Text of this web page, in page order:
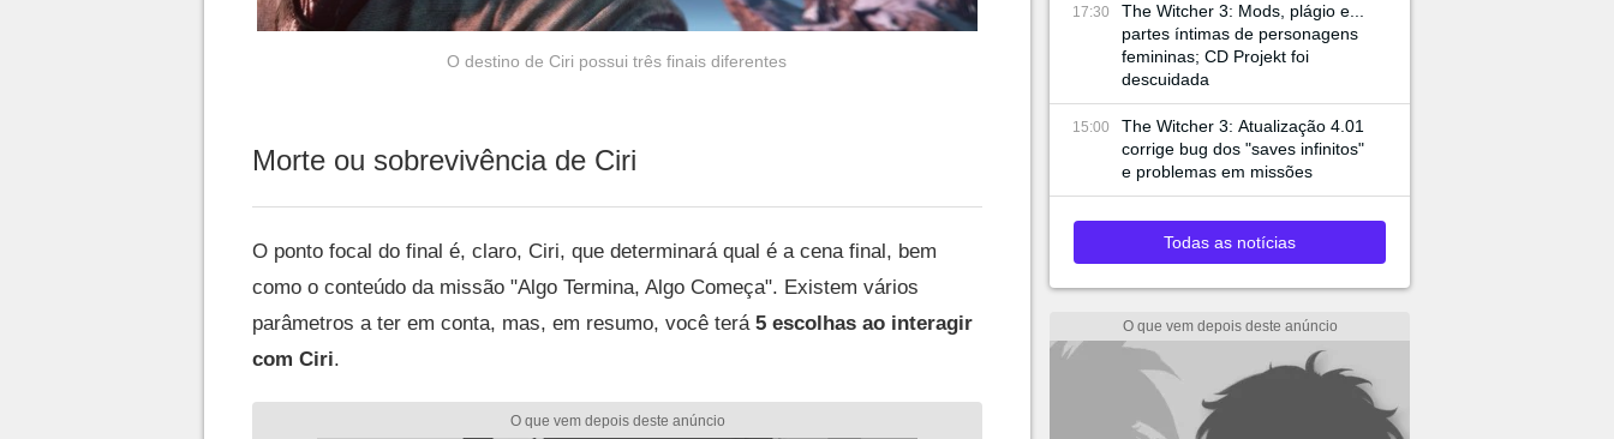
O destino de Ciri possui três finais diferentes
Morte ou sobrevivência de Ciri
O ponto focal do final é, claro, Ciri, que determinará qual é a cena final, bem
como o conteúdo da missão "Algo Termina, Algo Começa". Existem vários
parâmetros a ter em conta, mas, em resumo, você terá 5 escolhas ao interagir
com Ciri.
17:30
The Witcher 3: Mods, plágio e...
partes íntimas de personagens
femininas; CD Projekt foi
descuidada
15:00
The Witcher 3: Atualização 4.01
corrige bug dos "saves infinitos"
e problemas em missões
Todas as notícias